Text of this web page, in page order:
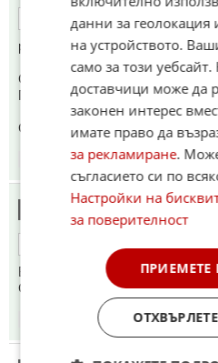
работи за третия си милиард.
САЩ затъват все повече!
Путин доволен.
Си най- доволен!
08.07.2026
Ха ХаХа
Ве Бахрейн и Кувейт, а
Слугинята журналистика
08.07.2026
данни за геолокация
на устройството.
само за този
доставчици може да
законен интерес
имате право да
за рекламиране.
съгласието си по
Настройки на
за поверителност
ПРИЕМЕТЕ